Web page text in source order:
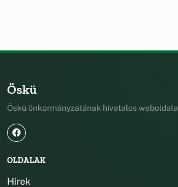
Öskü
Öskü önkormányzatának hivatalos weboldala
OLDALAK
Hírek